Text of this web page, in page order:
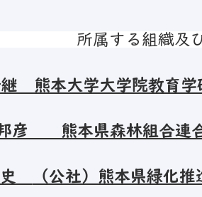
する組織
熊本大学大学院教
邦彦 熊本県森林組
（公社）熊本県緑